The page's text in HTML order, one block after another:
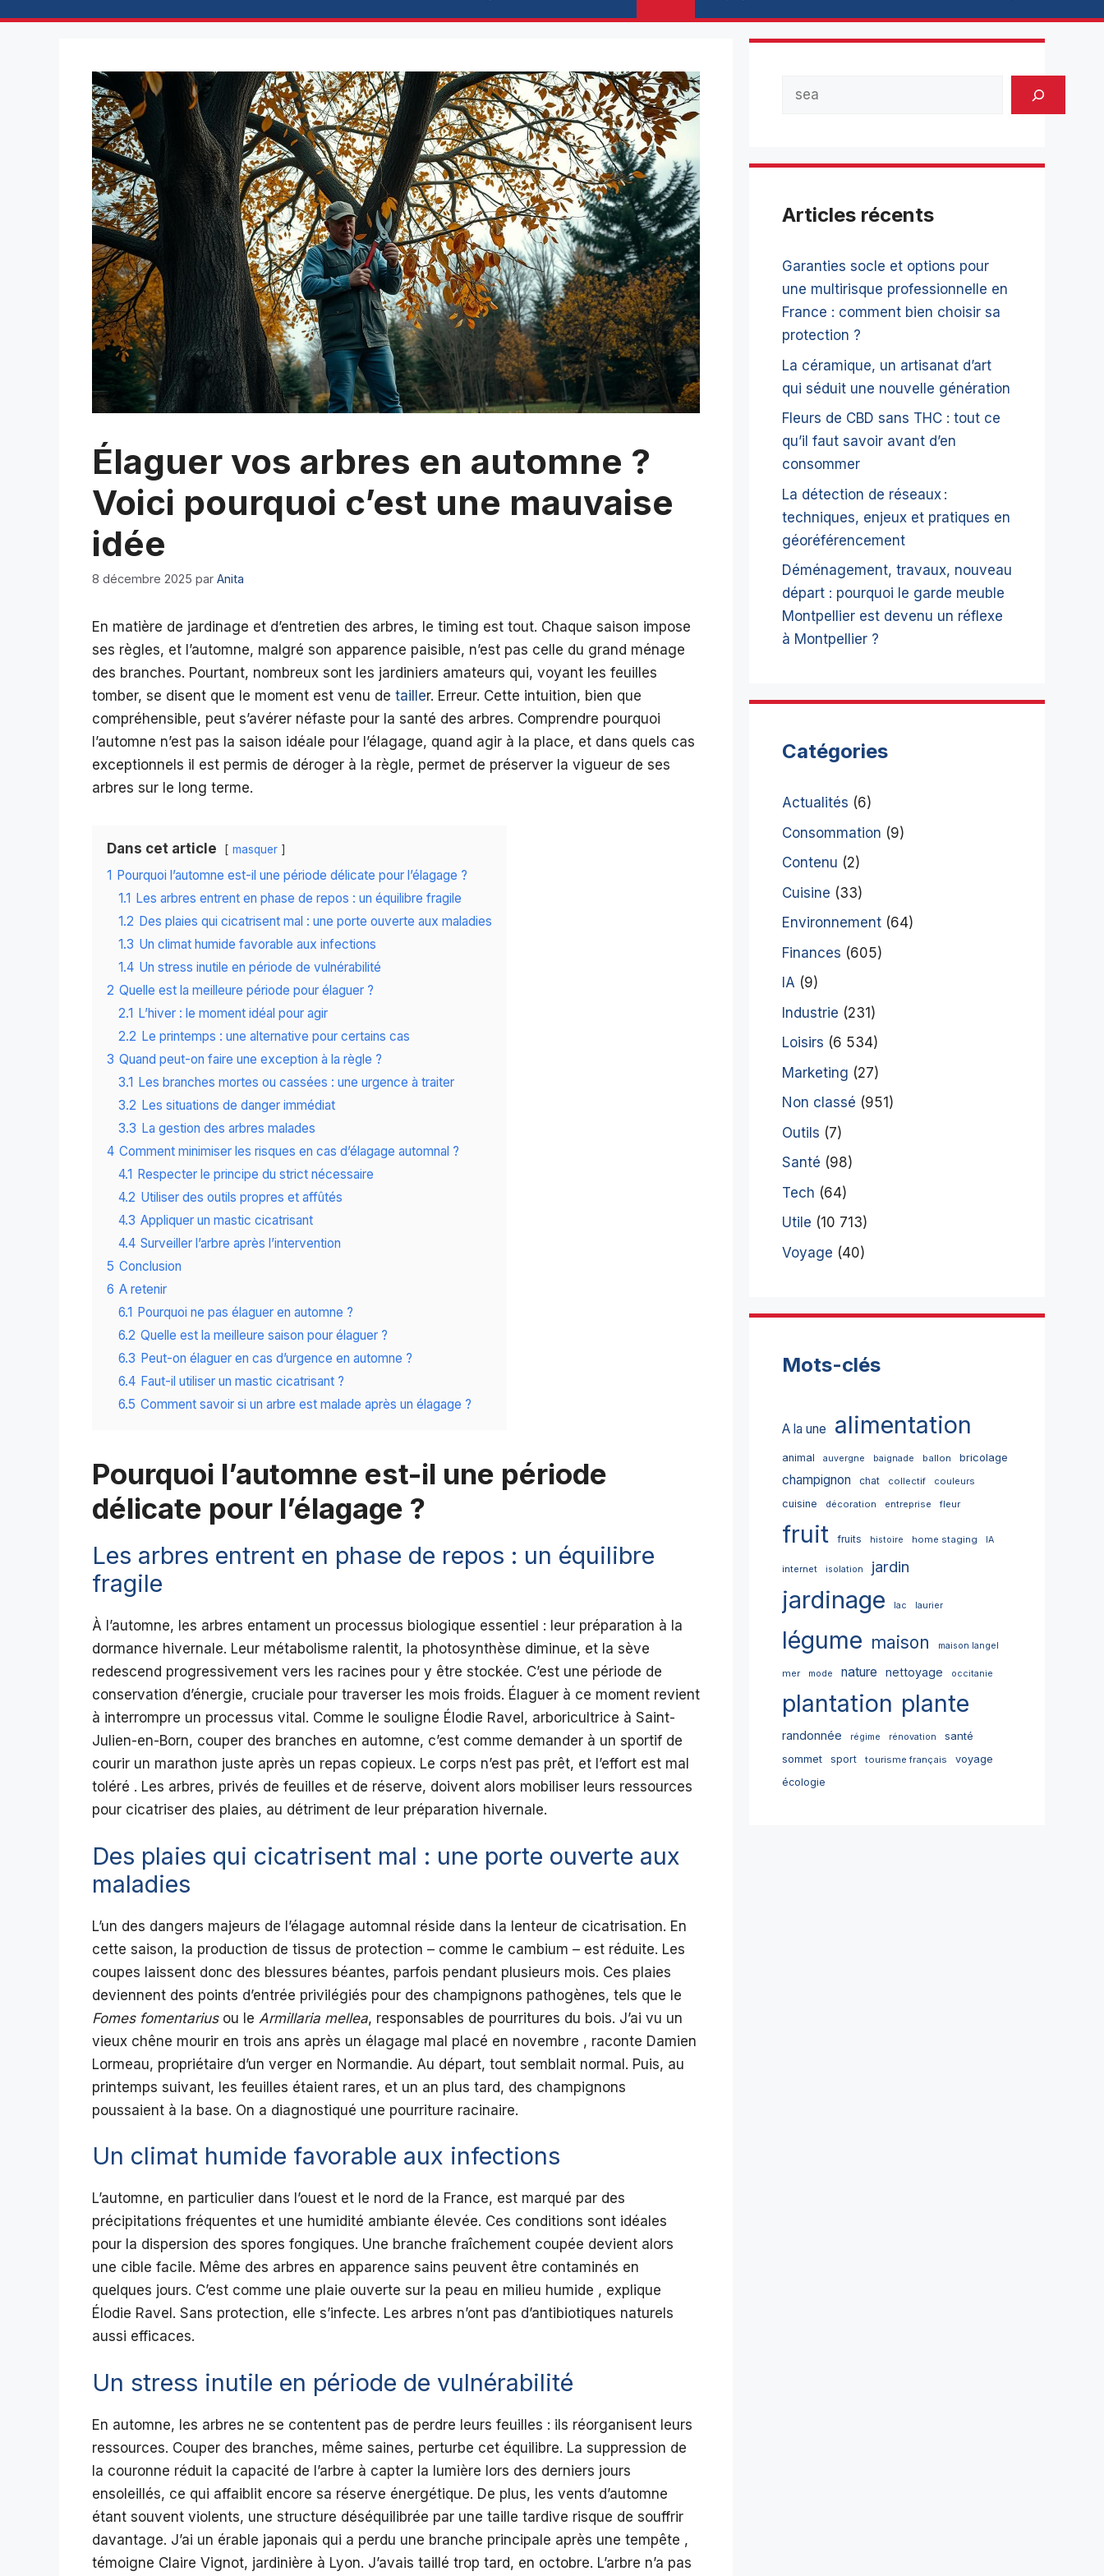
Élaguer vos arbres en automne ?
Voici pourquoi c’est une mauvaise
idée
8 décembre 2025 par Anita
En matière de jardinage et d’entretien des arbres, le timing est tout. Chaque saison impose
ses règles, et l’automne, malgré son apparence paisible, n’est pas celle du grand ménage
des branches. Pourtant, nombreux sont les jardiniers amateurs qui, voyant les feuilles
tomber, se disent que le moment est venu de tailler. Erreur. Cette intuition, bien que
compréhensible, peut s’avérer néfaste pour la santé des arbres. Comprendre pourquoi
l’automne n’est pas la saison idéale pour l’élagage, quand agir à la place, et dans quels cas
exceptionnels il est permis de déroger à la règle, permet de préserver la vigueur de ses
arbres sur le long terme.
Dans cet article masquer
1 Pourquoi l’automne est-il une période délicate pour l’élagage ?
1.1 Les arbres entrent en phase de repos : un équilibre fragile
1.2 Des plaies qui cicatrisent mal : une porte ouverte aux maladies
1.3 Un climat humide favorable aux infections
1.4 Un stress inutile en période de vulnérabilité
2 Quelle est la meilleure période pour élaguer ?
2.1 L’hiver : le moment idéal pour agir
2.2 Le printemps : une alternative pour certains cas
3 Quand peut-on faire une exception à la règle ?
3.1 Les branches mortes ou cassées : une urgence à traiter
3.2 Les situations de danger immédiat
3.3 La gestion des arbres malades
4 Comment minimiser les risques en cas d’élagage automnal ?
4.1 Respecter le principe du strict nécessaire
4.2 Utiliser des outils propres et affûtés
4.3 Appliquer un mastic cicatrisant
4.4 Surveiller l’arbre après l’intervention
5 Conclusion
6 A retenir
6.1 Pourquoi ne pas élaguer en automne ?
6.2 Quelle est la meilleure saison pour élaguer ?
6.3 Peut-on élaguer en cas d’urgence en automne ?
6.4 Faut-il utiliser un mastic cicatrisant ?
6.5 Comment savoir si un arbre est malade après un élagage ?
Pourquoi l’automne est-il une période
délicate pour l’élagage ?
Les arbres entrent en phase de repos : un équilibre
fragile
À l’automne, les arbres entament un processus biologique essentiel : leur préparation à la
dormance hivernale. Leur métabolisme ralentit, la photosynthèse diminue, et la sève
redescend progressivement vers les racines pour y être stockée. C’est une période de
conservation d’énergie, cruciale pour traverser les mois froids. Élaguer à ce moment revient
à interrompre un processus vital. Comme le souligne Élodie Ravel, arboricultrice à Saint-
Julien-en-Born, couper des branches en automne, c’est comme demander à un sportif de
courir un marathon juste après un repas copieux. Le corps n’est pas prêt, et l’effort est mal
toléré . Les arbres, privés de feuilles et de réserve, doivent alors mobiliser leurs ressources
pour cicatriser des plaies, au détriment de leur préparation hivernale.
Des plaies qui cicatrisent mal : une porte ouverte aux
maladies
L’un des dangers majeurs de l’élagage automnal réside dans la lenteur de cicatrisation. En
cette saison, la production de tissus de protection – comme le cambium – est réduite. Les
coupes laissent donc des blessures béantes, parfois pendant plusieurs mois. Ces plaies
deviennent des points d’entrée privilégiés pour des champignons pathogènes, tels que le
Fomes fomentariusou le Armillaria mellea, responsables de pourritures du bois. J’ai vu un
vieux chêne mourir en trois ans après un élagage mal placé en novembre , raconte Damien
Lormeau, propriétaire d’un verger en Normandie. Au départ, tout semblait normal. Puis, au
printemps suivant, les feuilles étaient rares, et un an plus tard, des champignons
poussaient à la base. On a diagnostiqué une pourriture racinaire.
Un climat humide favorable aux infections
L’automne, en particulier dans l’ouest et le nord de la France, est marqué par des
précipitations fréquentes et une humidité ambiante élevée. Ces conditions sont idéales
pour la dispersion des spores fongiques. Une branche fraîchement coupée devient alors
une cible facile. Même des arbres en apparence sains peuvent être contaminés en
quelques jours. C’est comme une plaie ouverte sur la peau en milieu humide , explique
Élodie Ravel. Sans protection, elle s’infecte. Les arbres n’ont pas d’antibiotiques naturels
aussi efficaces.
Un stress inutile en période de vulnérabilité
En automne, les arbres ne se contentent pas de perdre leurs feuilles : ils réorganisent leurs
ressources. Couper des branches, même saines, perturbe cet équilibre. La suppression de
la couronne réduit la capacité de l’arbre à capter la lumière lors des derniers jours
ensoleillés, ce qui affaiblit encore sa réserve énergétique. De plus, les vents d’automne
étant souvent violents, une structure déséquilibrée par une taille tardive risque de souffrir
davantage. J’ai un érable japonais qui a perdu une branche principale après une tempête ,
témoigne Claire Vignot, jardinière à Lyon. J’avais taillé trop tard, en octobre. L’arbre n’a pas
Articles récents
Garanties socle et options pour
une multirisque professionnelle en
France : comment bien choisir sa
protection ?
La céramique, un artisanat d’art
qui séduit une nouvelle génération
Fleurs de CBD sans THC : tout ce
qu’il faut savoir avant d’en
consommer
La détection de réseaux :
techniques, enjeux et pratiques en
géoréférencement
Déménagement, travaux, nouveau
départ : pourquoi le garde meuble
Montpellier est devenu un réflexe
à Montpellier ?
Catégories
Actualités (6)
Consommation (9)
Contenu (2)
Cuisine (33)
Environnement (64)
Finances (605)
IA (9)
Industrie (231)
Loisirs (6 534)
Marketing (27)
Non classé (951)
Outils (7)
Santé (98)
Tech (64)
Utile (10 713)
Voyage (40)
Mots-clés
A la une alimentation
animal auvergne baignade ballon bricolage
champignon chat collectif couleurs
cuisine décoration entreprise fleur
fruit fruits histoire home staging IA
internet isolation jardin
jardinage lac laurier
légume maison maison langel
mer mode nature nettoyage occitanie
plantation plante
randonnée régime rénovation
santé
sommet
sport tourisme français
voyage
écologie